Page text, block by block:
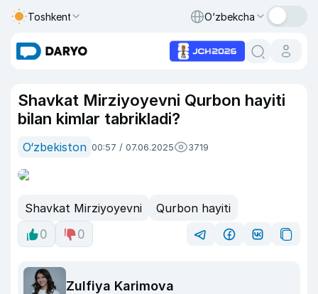
Toshkent O‘zbekcha
Shavkat Mirziyoyevni Qurbon hayiti
bilan kimlar tabrikladi?
O‘zbekiston 00:57 / 07.06.2025 3719
Shavkat Mirziyoyevni
Qurbon hayiti
0
0
Zulfiya Karimova